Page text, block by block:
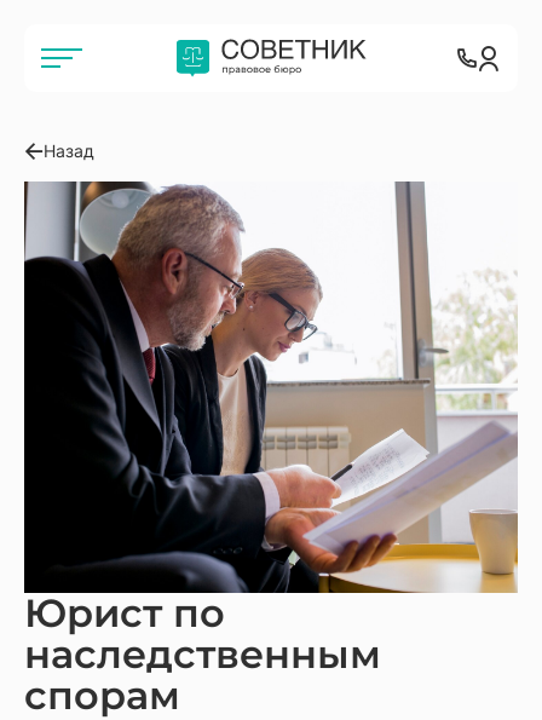
Назад
Юрист по
наследственным
спорам